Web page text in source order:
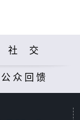
社 交
公众回馈